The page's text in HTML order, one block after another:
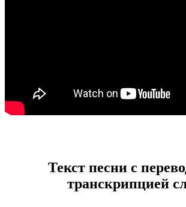
Текст песни с
транскрипцией